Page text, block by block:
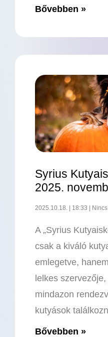
Bővebben »
Syrius
2025.
2025.10.18. 18:33
A „Syrius
csak a kiváló
emlegetve,
lelkes
mindazon
kutyások
Bővebben »